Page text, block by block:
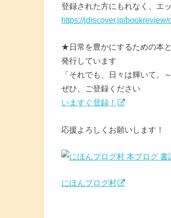
登録された方にもれなく、エ
https://jdiscover.jp/bookreview/
★日常を豊かにするための本
発行しています
「それでも、日々は輝いて。
ぜひ、ご登録ください
いますぐ登録！
応援よろしくお願いします！
にほんブログ村